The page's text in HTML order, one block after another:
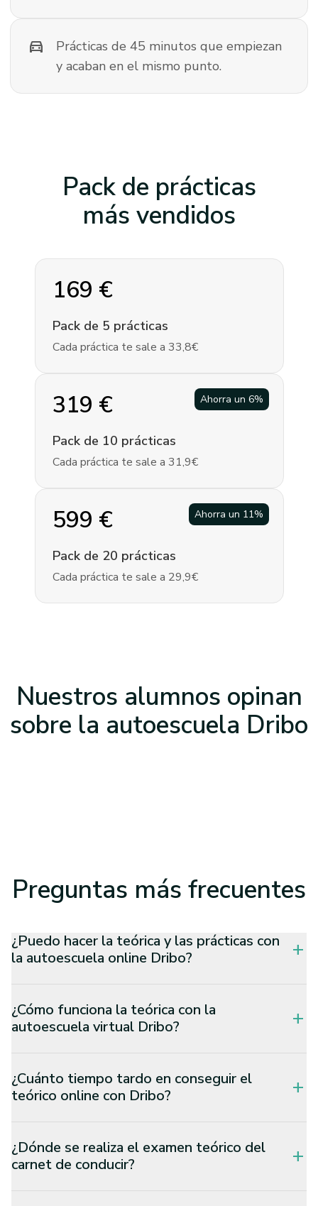
directions_car
Prácticas de 45 minutos que empiezan
y acaban en el mismo punto.
Pack de prácticas
más vendidos
169 €
Pack de 5 prácticas
Cada práctica te sale a 33,8€
Ahorra un 6%
319 €
Pack de 10 prácticas
Cada práctica te sale a 31,9€
Ahorra un 11%
599 €
Pack de 20 prácticas
Cada práctica te sale a 29,9€
Nuestros alumnos opinan
sobre la autoescuela Dribo
Preguntas más frecuentes
¿Puedo hacer la teórica y las prácticas con
la autoescuela online Dribo?
add
¿Cómo funciona la teórica con la
autoescuela virtual Dribo?
add
¿Cuánto tiempo tardo en conseguir el
teórico online con Dribo?
add
¿Dónde se realiza el examen teórico del
carnet de conducir?
add